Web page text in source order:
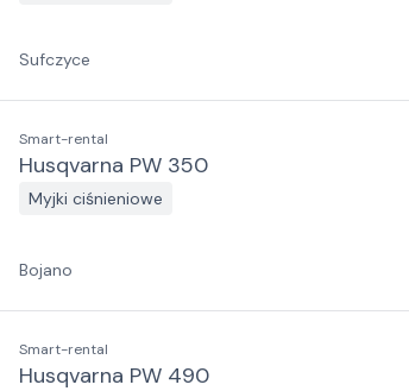
Sufczyce
Smart-rental
Husqvarna PW 350
Myjki ciśnieniowe
Bojano
Smart-rental
Husqvarna PW 490